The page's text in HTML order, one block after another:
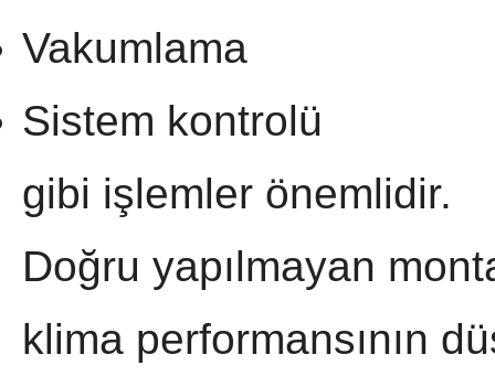
Vakumlama
Sistem kontrolü
gibi işlemler önemlidir.
Doğru yapılmayan
klima performansının